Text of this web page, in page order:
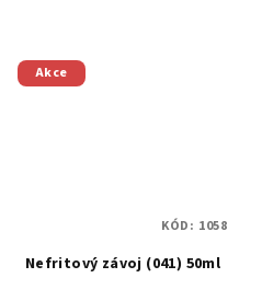
Akce
Nefritový závoj (041) 50ml
KÓD: 1058